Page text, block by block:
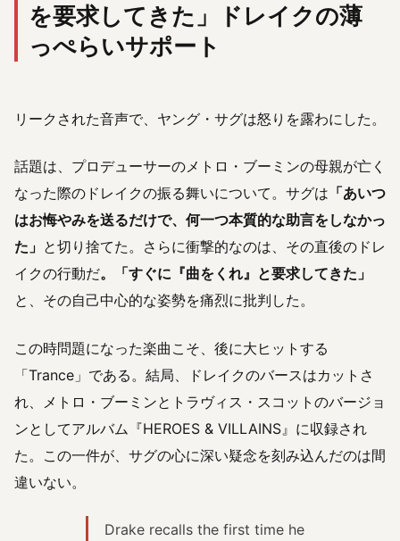
を要求してきた」ドレイクの薄
っぺらいサポート
リークされた音声で、ヤング・サグは怒りを露わにした。
話題は、プロデューサーのメトロ・ブーミンの母親が亡く
なった際のドレイクの振る舞いについて。サグは 「あいつ
はお悔やみを送るだけで、何一つ本質的な助言をしなかっ
た」 と切り捨てた。さらに衝撃的なのは、その直後のドレ
イクの行動だ。「すぐに『曲をくれ』と要求してきた」
と、その自己中心的な姿勢を痛烈に批判した。
この時問題になった楽曲こそ、後に大ヒットする
「Trance」である。結局、ドレイクのバースはカットさ
れ、メトロ・ブーミンとトラヴィス・スコットのバージョ
ンとしてアルバム『HEROES & VILLAINS』に収録され
た。この一件が、サグの心に深い疑念を刻み込んだのは間
違いない。
Drake recalls the first time he